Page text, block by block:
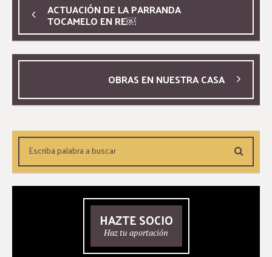
ACTUACIÓN DE LA PARRANDA
TOCAMELO EN RE￼
OBRAS EN NUESTRA CASA
HAZTE SOCIO
Haz tu aportación